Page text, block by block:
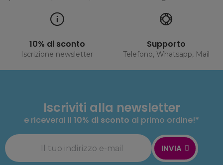
10% di sconto
Iscrizione newsletter
Supporto
Telefono, Whatsapp, Mail
Iscriviti alla newsletter
e riceverai il 10% di sconto al primo ordine!*
INVIA